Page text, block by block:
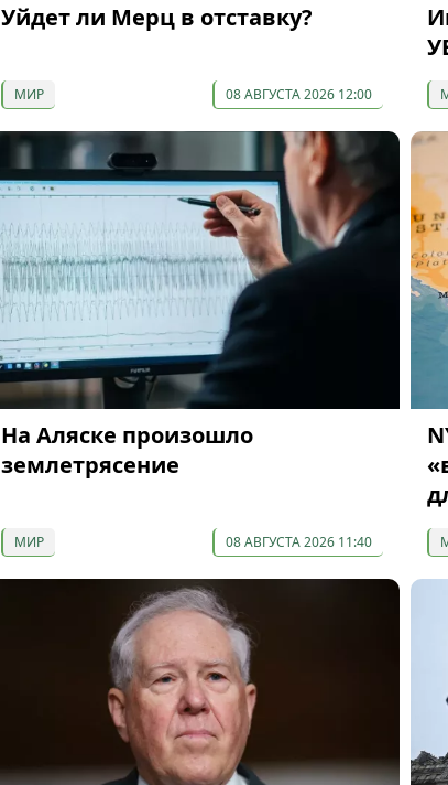
Уйдет ли Мерц в отставку?
МИР 08 АВГУСТА 2026 12:00
На Аляске произошло
землетрясение
МИР 08 АВГУСТА 2026 11:40